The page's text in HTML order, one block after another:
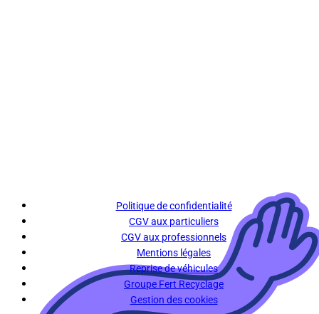
Politique de confidentialité
CGV aux particuliers
CGV aux professionnels
Mentions légales
Reprise de véhicules
Groupe Fert Recyclage
Gestion des cookies